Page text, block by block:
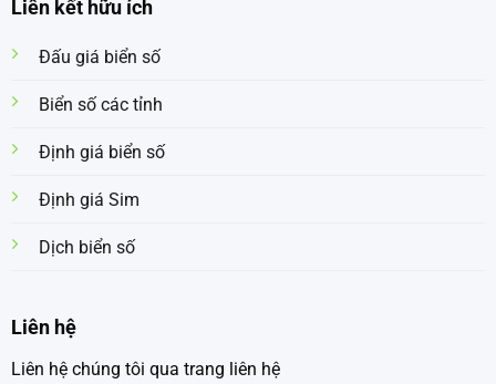
Liên kết hữu ích
Đấu giá biển số
Biển số các tỉnh
Định giá biển số
Định giá Sim
Dịch biển số
Liên hệ
Liên hệ chúng tôi qua trang liên hệ